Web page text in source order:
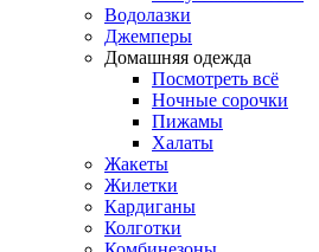
Водолазки
Джемперы
Домашняя одежда
Посмотреть всё
Ночные сорочки
Пижамы
Халаты
Жакеты
Жилетки
Кардиганы
Колготки